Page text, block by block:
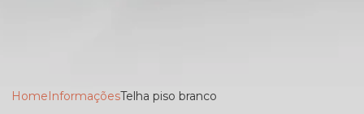
HomeInformaçõesTelha piso branco